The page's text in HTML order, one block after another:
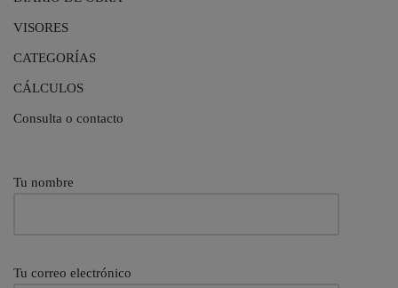
VISORES
CATEGORÍAS
CÁLCULOS
Consulta o contacto
Tu nombre
Tu correo electrónico